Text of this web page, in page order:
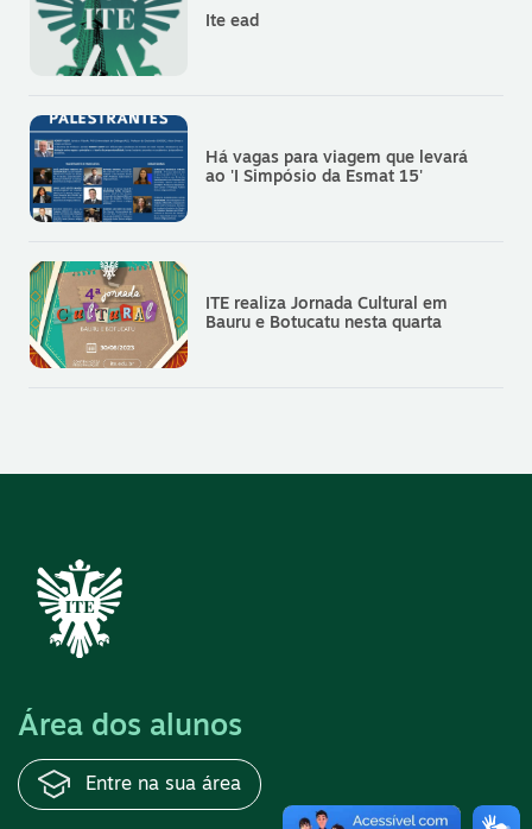
Ite ead
Há vagas para viagem que levará
ao 'I Simpósio da Esmat 15'
ITE realiza Jornada Cultural em
Bauru e Botucatu nesta quarta
Área dos alunos
Entre na sua área